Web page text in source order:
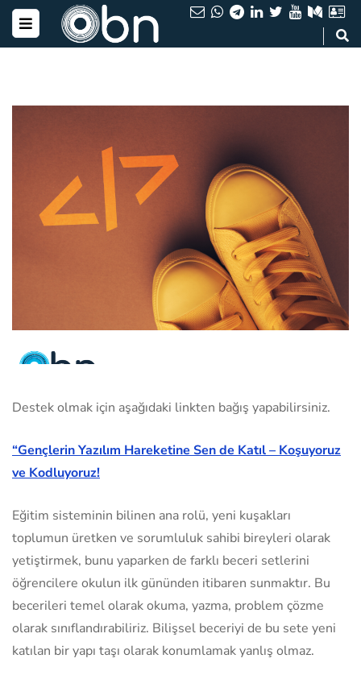
Destek olmak için aşağıdaki linkten bağış yapabilirsiniz.
“Gençlerin Yazılım Hareketine Sen de Katıl – Koşuyoruz
ve Kodluyoruz!
Eğitim sisteminin bilinen ana rolü, yeni kuşakları
toplumun üretken ve sorumluluk sahibi bireyleri olarak
yetiştirmek, bunu yaparken de farklı beceri setlerini
öğrencilere okulun ilk gününden itibaren sunmaktır. Bu
becerileri temel olarak okuma, yazma, problem çözme
olarak sınıflandırabiliriz. Bilişsel beceriyi de bu sete yeni
katılan bir yapı taşı olarak konumlamak yanlış olmaz.